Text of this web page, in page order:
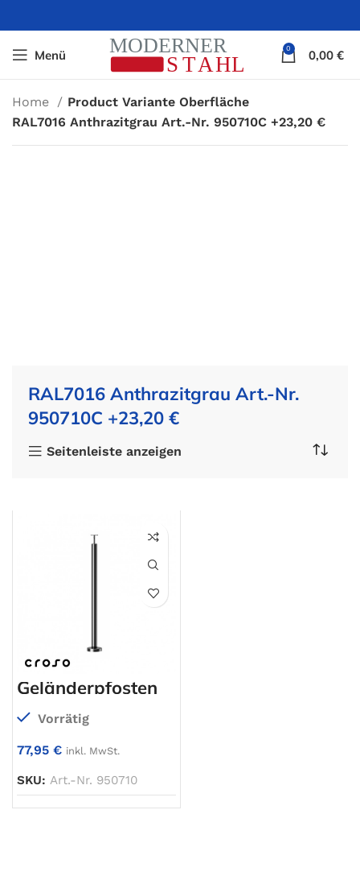
Menü 0 0,00 €
Home
Product Variante Oberfläche
RAL7016 Anthrazitgrau Art.-Nr. 950710C +23,20 €
RAL7016 Anthrazitgrau Art.-Nr.
950710C +23,20 €
Seitenleiste anzeigen
Geländerpfosten
Vorrätig
77,95 € inkl. MwSt.
SKU: Art.-Nr. 950710